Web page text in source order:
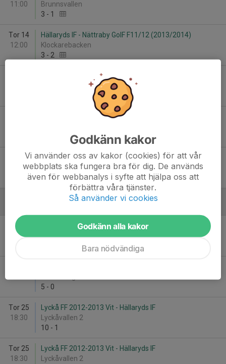
11:00
Brunnsvallen
3 - 1
Tor 14
12:00
Hällaryds IF - Nättraby GoIF F11/12 (2013/2014)
Klockarebacken
3 - 2
Hällaryds IF - Nättraby GoIF F11/12 (2013/2014)
Klockarebacken
Hällaryds IF - Asarums IF FK F2013/14
Lör 23
13:00
Hällaryds IF - Asarums IF FK F2013/14
Klockarebacken
0 -7
Tor 11
19:00
BK Union Flickor 13-14 - Hällaryds IF
Brunnsängen IP
5 - 0
Tor 25
18:30
Lyckå FF 2012-2013 Vit - Hällaryds IF
Lyckåvallen 2
10 - 1
Tor 25
18:30
Lyckå FF 2012-2013 Vit - Hällaryds IF
Lyckåvallen 2
Godkänn kakor
Vi använder oss av kakor (cookies) för att vår
webbplats ska fungera bra för dig. De används
även för webbanalys i syfte att hjälpa oss att
förbättra våra tjänster.
Så använder vi cookies
Godkänn alla kakor
Bara nödvändiga